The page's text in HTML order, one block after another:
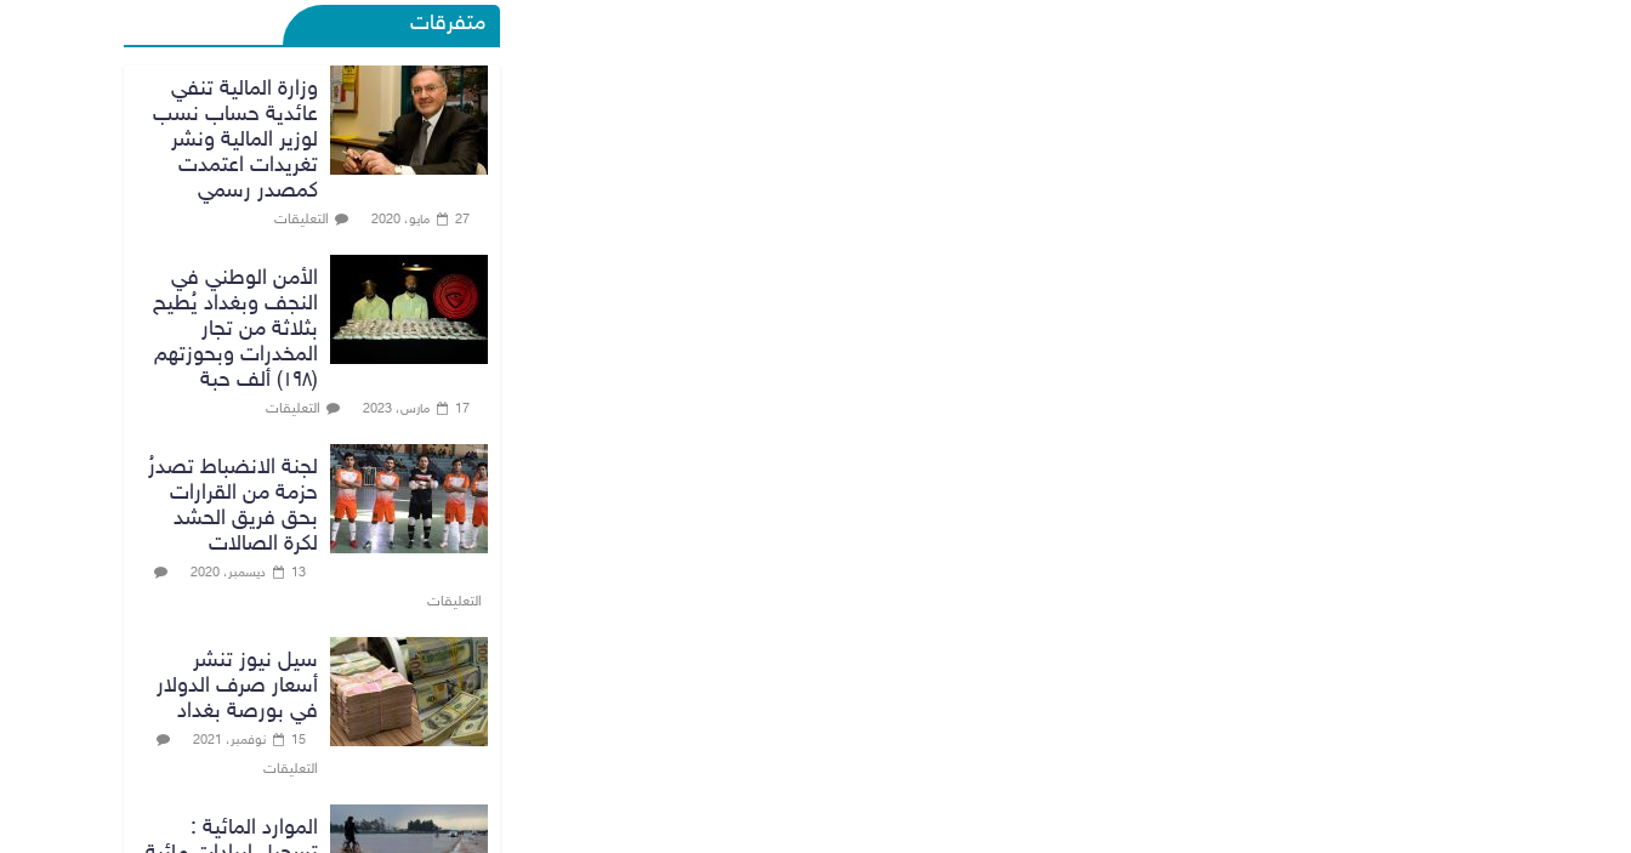
متفرقات
وزارة المالية تنفي
عائدية حساب نسب
لوزير المالية ونشر
تغريدات اعتمدت
كمصدر رسمي
27 مايو، 2020 التعليقات
الأمن الوطني في
النجف وبغداد يُطيح
بثلاثة من تجار
المخدرات وبحوزتهم
(١٩٨) ألف حبة
17 مارس، 2023 التعليقات
لجنة الانضباط تصدرُ
حزمة من القرارات
بحق فريق الحشد
لكرة الصالات
13 ديسمبر، 2020
التعليقات
سيل نيوز تنشر
أسعار صرف الدولار
في بورصة بغداد
15 نوفمبر، 2021
التعليقات
الموارد المائية :